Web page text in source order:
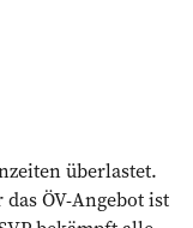
überlastet.
ÖV-Angebot ist